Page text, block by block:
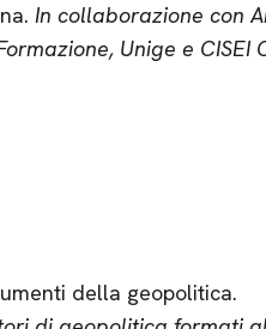
In collaborazione con
Unige e CISEI
della geopolitica.